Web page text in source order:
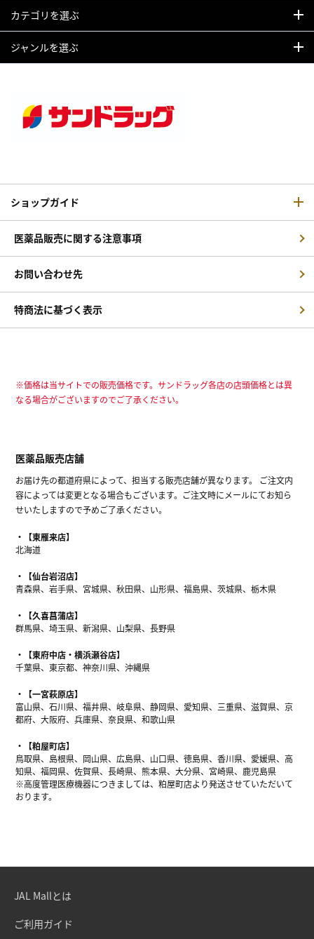
カテゴリを選ぶ
ジャンルを選ぶ
ショップガイド
医薬品販売に関する注意事項
お問い合わせ先
特商法に基づく表示
※価格は当サイトでの販売価格です。サンドラッグ各店の店頭価格とは異
なる場合がございますのでご了承ください。
医薬品販売店舗
お届け先の都道府県によって、担当する販売店舗が異なります。 ご注文内
容によっては変更となる場合もございます。ご注文時にメールにてお知ら
せいたしますので予めご了承ください。
【東雁来店】
北海道
【仙台岩沼店】
青森県、岩手県、宮城県、秋田県、山形県、福島県、茨城県、栃木県
【久喜菖蒲店】
群馬県、埼玉県、新潟県、山梨県、長野県
【東府中店・横浜瀬谷店】
千葉県、東京都、神奈川県、沖縄県
【一宮萩原店】
富山県、石川県、福井県、岐阜県、静岡県、愛知県、三重県、滋賀県、京
都府、大阪府、兵庫県、奈良県、和歌山県
【粕屋町店】
鳥取県、島根県、岡山県、広島県、山口県、徳島県、香川県、愛媛県、高
知県、福岡県、佐賀県、長崎県、熊本県、大分県、宮崎県、鹿児島県
※高度管理医療機器につきましては、粕屋町店より発送させていただいて
おります。
JAL Mallとは
ご利用ガイド